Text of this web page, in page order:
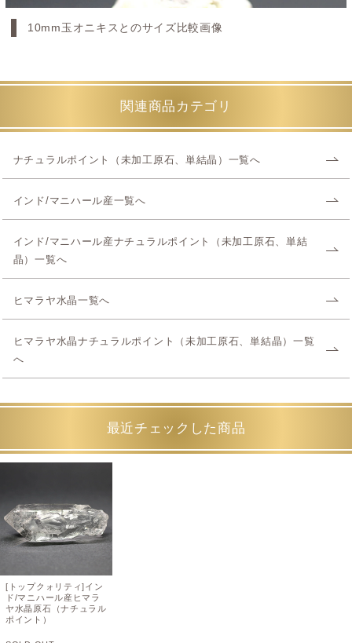
10mm玉オニキスとのサイズ比較画像
関連商品カテゴリ
ナチュラルポイント（未加工原石、単結晶）一覧へ
インド/マニハール産一覧へ
インド/マニハール産ナチュラルポイント（未加工原石、単結
晶）一覧へ
ヒマラヤ水晶一覧へ
ヒマラヤ水晶ナチュラルポイント（未加工原石、単結晶）一覧
へ
最近チェックした商品
[トップクォリティ]イン
ド/マニハール産ヒマラ
ヤ水晶原石（ナチュラル
ポイント）